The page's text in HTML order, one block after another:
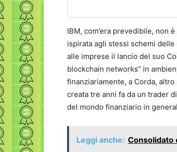
IBM, com’era prevedibile, non
ispirata agli stessi schemi
alle imprese il lancio del suo
blockchain networks” in
finanziariamente, a Corda,
creata tre anni fa da un trader
del mondo finanziario in
Leggi anche: Consolidato